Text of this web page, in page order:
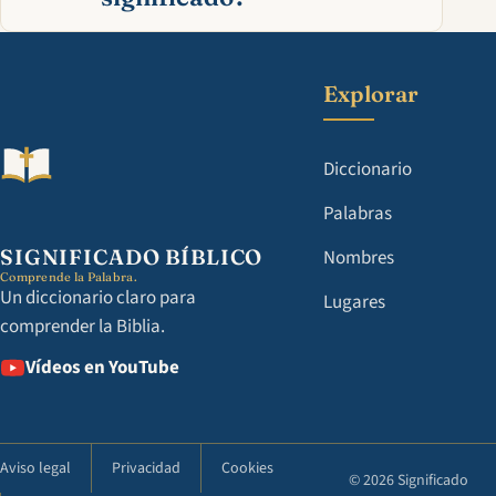
SIGNIFICADO BÍBLICO
Comprende la Palabra.
Un diccionario claro para
comprender la Biblia.
Vídeos en YouTube
Explorar
Diccionario
Palabras
Nombres
Lugares
Aviso legal Privacidad Cookies
© 2026 Significado